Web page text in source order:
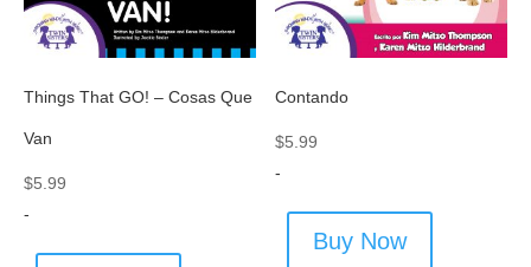
Things That GO! – Cosas Que
Van
$5.99
-
Contando
$5.99
-
Buy Now